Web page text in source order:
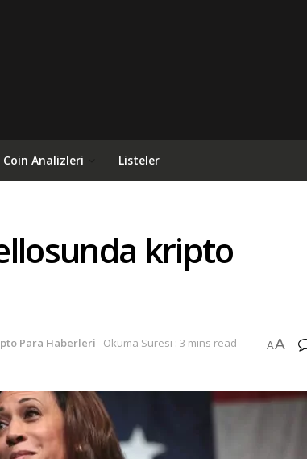
Coin Analizleri Listeler
kripto
Para Haberleri Okuma Süresi : 3 mins read AA